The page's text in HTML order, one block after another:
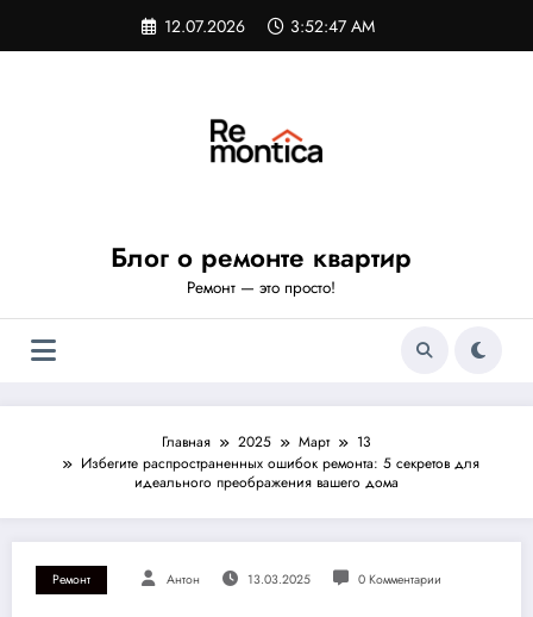
содержимому
12.07.2026 3:52:48 AM
Блог о ремонте квартир
Ремонт — это просто!
Главная 2025 Март
13
Избегите распространенных ошибок ремонта: 5 секретов для
идеального преображения вашего дома
Ремонт Антон 13.03.2025 0 Комментарии